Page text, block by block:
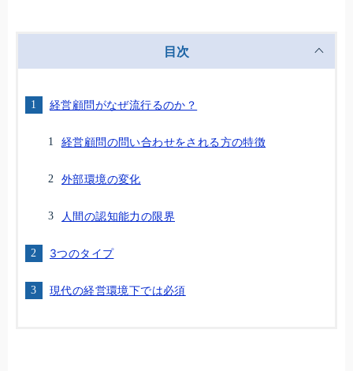
目次
経営顧問がなぜ流行るのか？
経営顧問の問い合わせをされる方の特徴
外部環境の変化
人間の認知能力の限界
3つのタイプ
現代の経営環境下では必須